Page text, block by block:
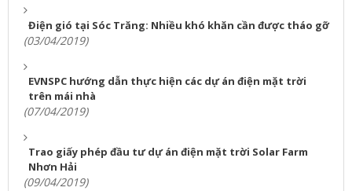
Điện gió tại Sóc Trăng: Nhiều khó khăn cần được tháo gỡ
(03/04/2019)
EVNSPC hướng dẫn thực hiện các dự án điện mặt trời
trên mái nhà
(07/04/2019)
Trao giấy phép đầu tư dự án điện mặt trời Solar Farm
Nhơn Hải
(09/04/2019)